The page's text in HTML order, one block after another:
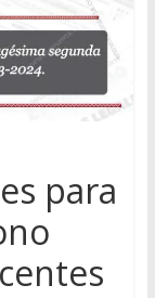
para